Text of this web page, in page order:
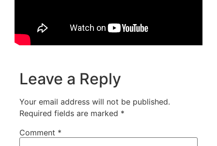
Leave a Reply
Your email address will not be published.
Required fields are marked *
Comment *